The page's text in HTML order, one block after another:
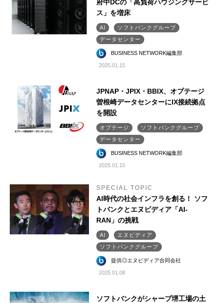
府中DCの「高負荷ハウジングサービ
ス」を増床
AI
ソフトバンクグループ
データセンター
BUSINESS NETWORK編集部
2025.01.15
JPNAP・JPIX・BBIX、オプテージ
曽根崎データセンターにIX接続拠点
を開設
オプテージ
ソフトバンクグループ
データセンター
BUSINESS NETWORK編集部
2025.01.15
SPECIAL TOPIC
AI時代の社会インフラを創る！ ソフ
トバンクとエヌビディア「AI-
RAN」の挑戦
AI
エヌビディア
ソフトバンクグループ
提供◎エヌビディア合同会社
2025.01.08
ソフトバンクがシャープ堺工場の土